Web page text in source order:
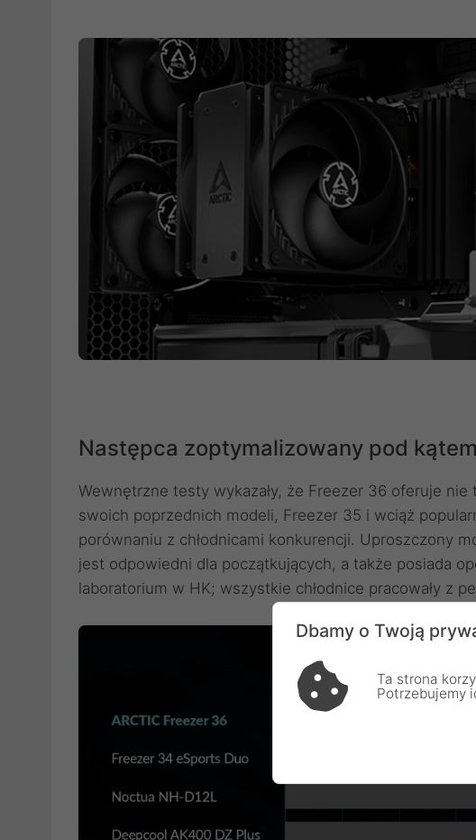
Następca zoptymalizowany pod
Wewnętrzne testy wykazały, że Freezer 36 oferuje
swoich poprzednich modeli, Freezer 35 i wciąż
porównaniu z chłodnicami konkurencji. Uproszczony
jest odpowiedni dla początkujących, a także posiada
laboratorium w HK; wszystkie chłodnice pracowały z
Dbamy o Twoją
Ta strona
Potrzebujemy